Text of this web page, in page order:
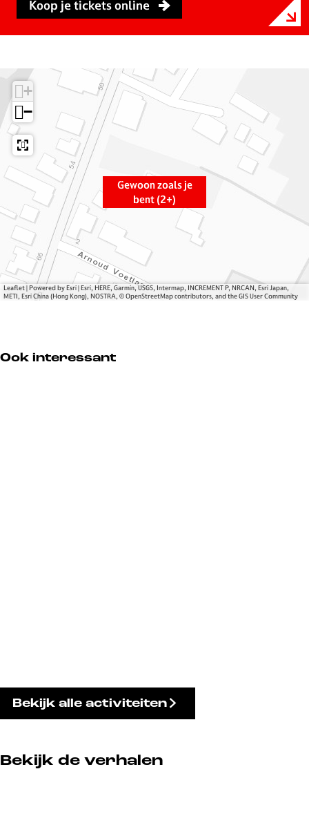
w
o
n
o
l
s
j
b
e
n
t
(
2
+
G
e
o
z
o
a
l
s
j
e
b
e
t
(
G
e
z
o
a
l
s
j
e
b
e
t
(
Koop je tickets online
Gewoon zoals je
bent (2+)
+
−
Leaflet|Powered by Esri | Esri, HERE, Garmin, USGS, Intermap, INCREMENT P, NRCAN, Esri Japan,
METI, Esri China (Hong Kong), NOSTRA, © OpenStreetMap contributors, and the GIS User Community
Ook interessant
Bekijk alle activiteiten
Bekijk de verhalen